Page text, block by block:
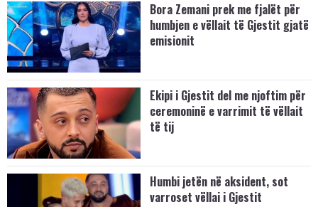
Bora Zemani prek me fjalët për
humbjen e vëllait të Gjestit gjatë
emisionit
Ekipi i Gjestit del me njoftim për
ceremoninë e varrimit të vëllait
të tij
Humbi jetën në aksident, sot
varroset vëllai i Gjestit